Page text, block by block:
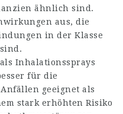
ähnlich sind.
aus, die
in der Klasse
Inhalationssprays
für die
geeignet als
stark erhöhten Risiko